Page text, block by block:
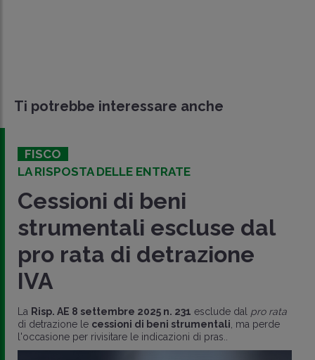
Ti potrebbe interessare anche
FISCO
LA RISPOSTA DELLE ENTRATE
Cessioni di beni
strumentali escluse dal
pro rata di detrazione
IVA
La Risp. AE 8 settembre 2025 n. 231 esclude dal pro rata
di detrazione le cessioni di beni strumentali , ma perde
l'occasione per rivisitare le indicazioni di pras..